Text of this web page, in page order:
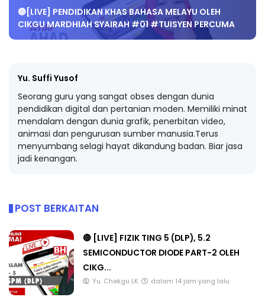
🔴[LIVE] PENDIDIKAN KHAS BAHASA MELAYU OLEH
CIKGU MARDHIAH SYAIRAH #01 #TUISYEN PERCUMA
Yu. Suffi Yusof
Seorang guru yang sangat obses dengan dunia
pendidikan digital dan pertanian moden. Memiliki minat
mendalam dengan dunia grafik, penerbitan video,
animasi dan pengurusan sumber manusia.Terus
menyumbang selagi hayat dikandung badan. Biar jasa
jadi kenangan.
POST BERKAITAN
🔴 [LIVE] FIZIK TING 5 (DLP), 5.2
SEMICONDUCTOR DIODE PART-2 OLEH
CIKG...
Yu. Chekgu LK dalam 14 jam yang lalu